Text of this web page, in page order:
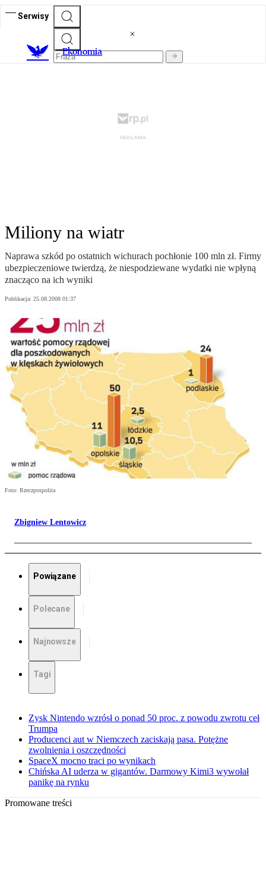
Serwisy
Ekonomia
Miliony na wiatr
Naprawa szkód po ostatnich wichurach pochłonie 100 mln zł. Firmy
ubezpieczeniowe twierdzą, że niespodziewane wydatki nie wpłyną
znacząco na ich wyniki
Publikacja: 25.08.2008 01:37
Foto: Rzeczpospolita
Zbigniew Lentowicz
Powiązane
Polecane
Najnowsze
Tagi
Zysk Nintendo wzrósł o ponad 50 proc. z powodu zwrotu ceł
Trumpa
Producenci aut w Niemczech zaciskają pasa. Potężne
zwolnienia i oszczędności
SpaceX mocno traci po wynikach
Chińska AI uderza w gigantów. Darmowy Kimi3 wywołał
panikę na rynku
Promowane treści